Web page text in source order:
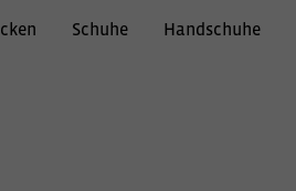
Schuhe Handschuhe